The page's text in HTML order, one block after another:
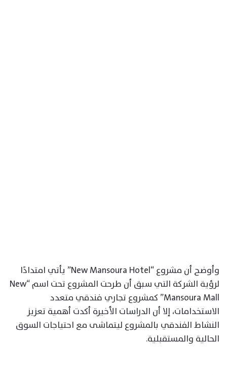
وأوضح أن مشروع “New Mansoura Hotel” يأتي امتدادًا
لرؤية الشركة التي سبق أن طرحت المشروع تحت اسم “New
Mansoura Mall” كمشروع تجاري فندقي متعدد
الاستخدامات، إلا أن الدراسات الأخيرة أكدت أهمية تعزيز
النشاط الفندقي بالمشروع ليتماشى مع احتياجات السوق
الحالية والمستقبلية.